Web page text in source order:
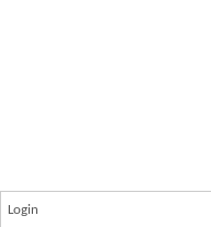
Login